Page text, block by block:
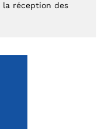
la réception des